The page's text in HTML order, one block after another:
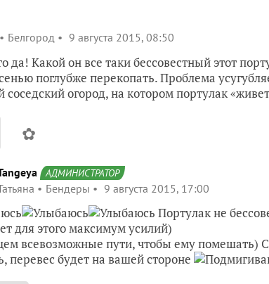
Белгород 9 августа 2015, 08:50
да! Какой он все таки бессовестный этот
поглубже перекопать. Проблема
огород, на котором портулак
✿
АДМИНИСТРАТОР
Бендеры 9 августа 2015, 17:00
Портулак не
для этого максимум усилий)
всевозможные пути, чтобы ему помешать)
перевес будет на вашей стороне